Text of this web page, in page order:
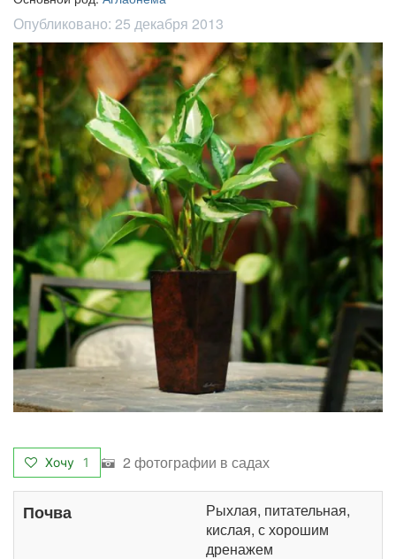
Опубликовано: 25 декабря 2013
Хочу 1 2 фотографии в садах
Почва
Рыхлая, питательная,
кислая, с хорошим
дренажем